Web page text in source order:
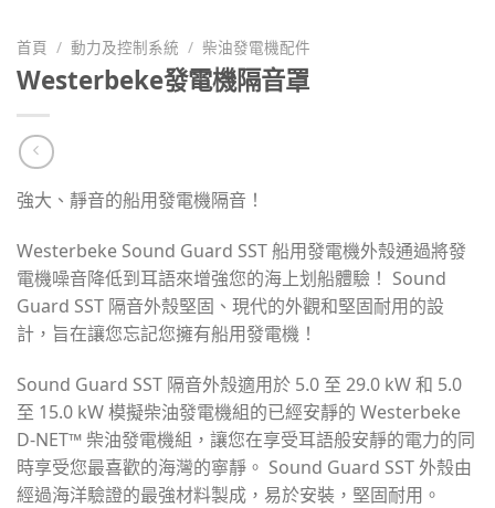
首頁 / 動力及控制系統 / 柴油發電機配件
Westerbeke發電機隔音罩
強大、靜音的船用發電機隔音！
Westerbeke Sound Guard SST 船用發電機外殼通過將發
電機噪音降低到耳語來增強您的海上划船體驗！ Sound
Guard SST 隔音外殼堅固、現代的外觀和堅固耐用的設
計，旨在讓您忘記您擁有船用發電機！
Sound Guard SST 隔音外殼適用於 5.0 至 29.0 kW 和 5.0
至 15.0 kW 模擬柴油發電機組的已經安靜的 Westerbeke
D-NET™ 柴油發電機組，讓您在享受耳語般安靜的電力的同
時享受您最喜歡的海灣的寧靜。 Sound Guard SST 外殼由
經過海洋驗證的最強材料製成，易於安裝，堅固耐用。